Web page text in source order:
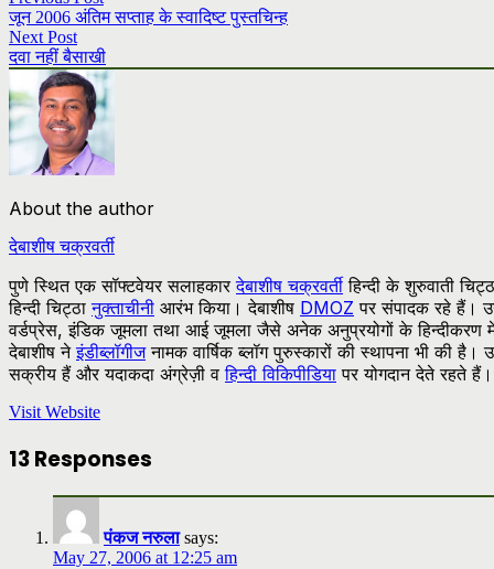
जून 2006 अंतिम सप्ताह के स्वादिष्ट पुस्तचिन्ह
Next Post
दवा नहीं बैसाखी
About the author
देबाशीष चक्रवर्ती
पुणे स्थित एक सॉफ्टवेयर सलाहकारदेबाशीष चक्रवर्तीहिन्दी के शुरुवाती
हिन्दी चिट्ठानुक्ताचीनी आरंभ किया। देबाशीष DMOZ पर संपादक रहे हैं।
वर्डप्रेस, इंडिक जूमला तथा आई जूमला जैसे अनेक अनुप्रयोगों के हिन्दीकरण
देबाशीष नेइंडीब्लॉगीजनामक वार्षिक ब्लॉग पुरुस्कारों की स्थापना भी की है।
सक्रीय हैं और यदाकदा अंग्रेज़ी वहिन्दी विकिपीडिया पर योगदान देते रहते हैं।
Visit Website
13 Responses
पंकज नरुला says:
May 27, 2006 at 12:25 am